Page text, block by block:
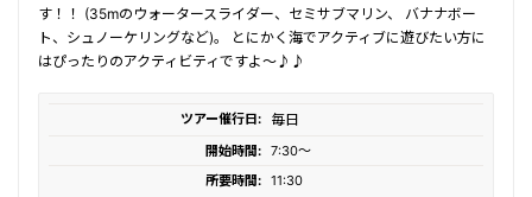
す！！ (35mのウォータースライダー、セミサブマリン、 バナナボー
ト、シュノーケリングなど)。 とにかく海でアクティブに遊びたい方に
はぴったりのアクティビティですよ～♪♪
ツアー催行日: 毎日
開始時間: 7:30〜
所要時間: 11:30